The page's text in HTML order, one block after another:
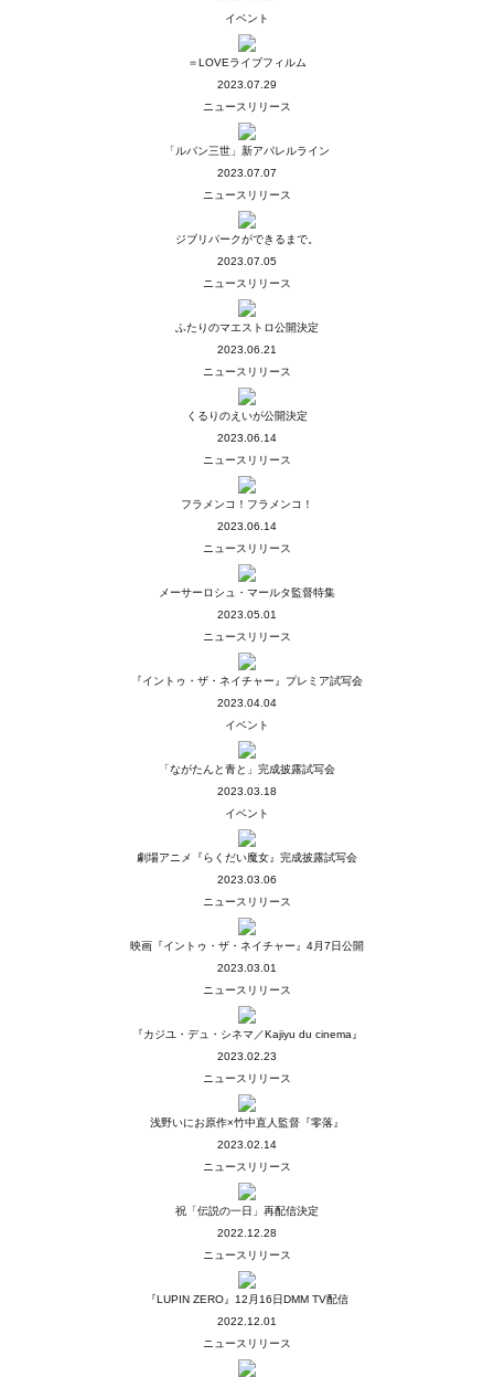
イベント
＝LOVEライブフィルム
2023.07.29
ニュースリリース
「ルパン三世」新アパレルライン
2023.07.07
ニュースリリース
ジブリパークができるまで。
2023.07.05
ニュースリリース
ふたりのマエストロ公開決定
2023.06.21
ニュースリリース
くるりのえいが公開決定
2023.06.14
ニュースリリース
フラメンコ！フラメンコ！
2023.06.14
ニュースリリース
メーサーロシュ・マールタ監督特集
2023.05.01
ニュースリリース
『イントゥ・ザ・ネイチャー』プレミア試写会
2023.04.04
イベント
「ながたんと青と」完成披露試写会
2023.03.18
イベント
劇場アニメ『らくだい魔女』完成披露試写会
2023.03.06
ニュースリリース
映画『イントゥ・ザ・ネイチャー』4月7日公開
2023.03.01
ニュースリリース
『カジユ・デュ・シネマ／Kajiyu du cinema』
2023.02.23
ニュースリリース
浅野いにお原作×竹中直人監督『零落』
2023.02.14
ニュースリリース
祝「伝説の一日」再配信決定
2022.12.28
ニュースリリース
『LUPIN ZERO』12月16日DMM TV配信
2022.12.01
ニュースリリース